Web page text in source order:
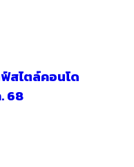
สไตล์คอนโด
68